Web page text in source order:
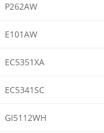
P262AW
E101AW
EC5351XA
EC5341SC
GI5112WH